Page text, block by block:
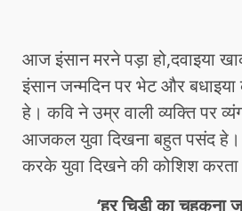
आज इंसान मरने पड़ा हो,दवाइया
इंसान जन्मदिन पर भेट और बधाइया
हे। कवि ने उम्र वाली व्यक्ति पर
आजकल युवा दिखना बहुत पसंद
करके युवा दिखने की कोशिश करता
‘हर चिड़ी का चहकना